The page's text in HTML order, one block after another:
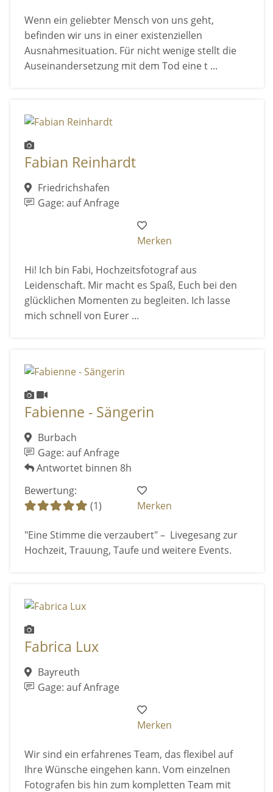
Wenn ein geliebter Mensch von uns geht,
befinden wir uns in einer existenziellen
Ausnahmesituation. Für nicht wenige stellt die
Auseinandersetzung mit dem Tod eine t ...
Fabian Reinhardt
Friedrichshafen
Gage: auf Anfrage
Merken
Hi! Ich bin Fabi, Hochzeitsfotograf aus
Leidenschaft. Mir macht es Spaß, Euch bei den
glücklichen Momenten zu begleiten. Ich lasse
mich schnell von Eurer ...
Fabienne - Sängerin
Burbach
Gage: auf Anfrage
Antwortet binnen 8h
Bewertung:
(1)
Merken
"Eine Stimme die verzaubert" – Livegesang zur
Hochzeit, Trauung, Taufe und weitere Events.
Fabrica Lux
Bayreuth
Gage: auf Anfrage
Merken
Wir sind ein erfahrenes Team, das flexibel auf
Ihre Wünsche eingehen kann. Vom einzelnen
Fotografen bis hin zum kompletten Team mit